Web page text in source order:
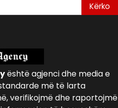
është agjenci dhe media e
më të larta
verifikojmë dhe raportojmë